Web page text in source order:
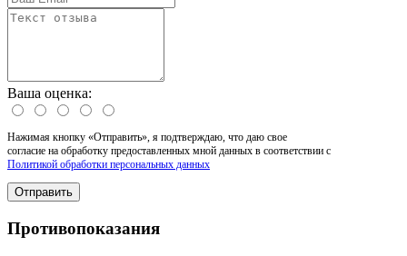
Ваша оценка:
Нажимая кнопку «Отправить», я подтверждаю, что даю свое
согласие на обработку предоставленных мной данных в соответствии с
Политикой обработки персональных данных
Отправить
Противопоказания